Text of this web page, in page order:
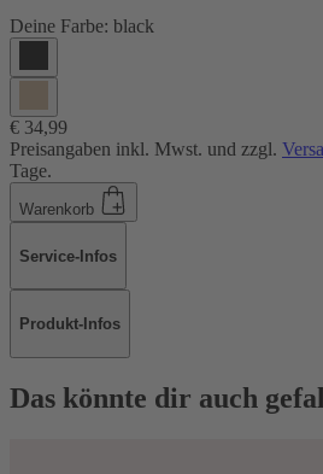
Deine Farbe: black
€ 34,99
Preisangaben inkl. Mwst. und zzgl.
Tage.
Warenkorb
Service-Infos
Produkt-Infos
Das könnte dir auch